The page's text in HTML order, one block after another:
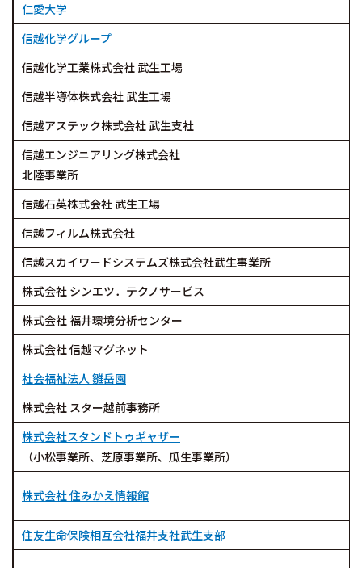
仁愛大学
信越化学グループ
信越化学工業株式会社 武生工場
信越半導体株式会社 武生工場
信越アステック株式会社 武生支社
信越エンジニアリング株式会社
北陸事業所
信越石英株式会社 武生工場
信越フィルム株式会社
信越スカイワードシステムズ株式会社武生事業所
株式会社 シンエツ．テクノサービス
株式会社 福井環境分析センター
株式会社 信越マグネット
社会福祉法人 雛岳園
株式会社 スター越前事務所
株式会社スタンドトゥギャザー
（小松事業所、芝原事業所、瓜生事業所）
株式会社 住みかえ情報館
住友生命保険相互会社福井支社武生支部